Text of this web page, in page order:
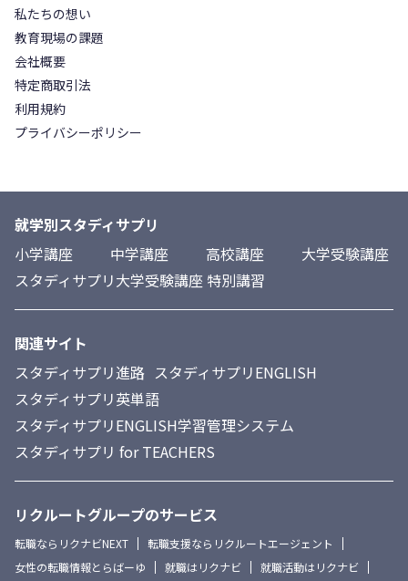
私たちの想い
教育現場の課題
会社概要
特定商取引法
利用規約
プライバシーポリシー
就学別スタディサプリ
小学講座
中学講座 高校講座
大学受験講座
スタディサプリ大学受験講座 特別講習
関連サイト
スタディサプリ進路 スタディサプリENGLISH
スタディサプリ英単語
スタディサプリENGLISH学習管理システム
スタディサプリ for TEACHERS
リクルートグループのサービス
転職ならリクナビNEXT
転職支援ならリクルートエージェント
女性の転職情報とらばーゆ
就職はリクナビ
就職活動はリクナビ